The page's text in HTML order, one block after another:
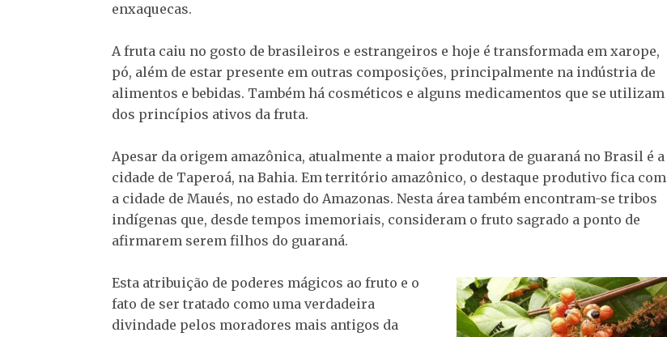
enxaquecas.
A fruta caiu no gosto de brasileiros e estrangeiros e hoje é transformada em xarope,
pó, além de estar presente em outras composições, principalmente na indústria de
alimentos e bebidas. Também há cosméticos e alguns medicamentos que se utilizam
dos princípios ativos da fruta.
Apesar da origem amazônica, atualmente a maior produtora de guaraná no Brasil é a
cidade de Taperoá, na Bahia. Em território amazônico, o destaque produtivo fica com
a cidade de Maués, no estado do Amazonas. Nesta área também encontram-se tribos
indígenas que, desde tempos imemoriais, consideram o fruto sagrado a ponto de
afirmarem serem filhos do guaraná.
Esta atribuição de poderes mágicos ao fruto e o
fato de ser tratado como uma verdadeira
divindade pelos moradores mais antigos da